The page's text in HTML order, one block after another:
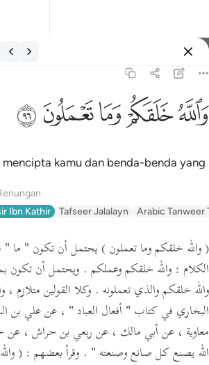
ﲤﲥﲦﲧﲨ
mencipta kamu dan benda-benda yang
Ibn Kathir Tafseer Jalalayn Arabic Tanweer
( والله خلقكم وما تعملون ) يحتمل أن تكون " ما "
الكلام : والله خلقكم وعملكم . ويحتمل أن تكون
والله خلقكم والذي تعملونه . وكلا القولين متلازم ،
البخاري في كتاب " أفعال العباد " ، عن علي بن
معاوية ، عن أبي مالك ، عن ربعي بن حراش ، عن
الله يصنع كل صانع وصنعته " . وقرأ بعضهم : (